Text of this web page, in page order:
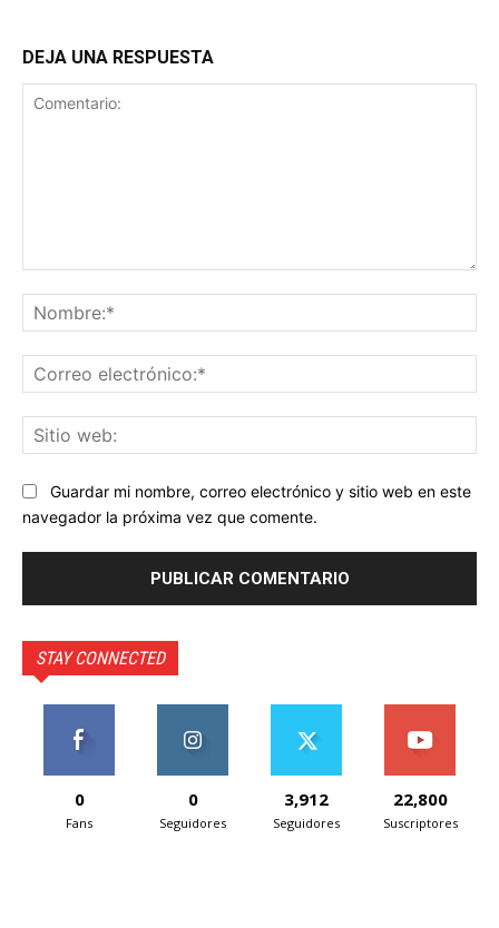
DEJA UNA RESPUESTA
Guardar mi nombre, correo electrónico y sitio web en este
navegador la próxima vez que comente.
STAY CONNECTED
0
Fans
0
Seguidores
3,912
Seguidores
22,800
Suscriptores